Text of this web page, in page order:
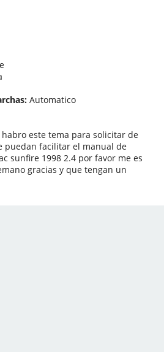
Automatico
este tema para solicitar de
puedan facilitar el manual de
sunfire 1998 2.4 por favor me es
gracias y que tengan un